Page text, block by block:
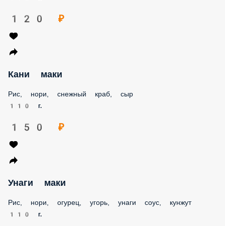
120 ₽
Кани маки
150 ₽
Унаги маки
110 г.